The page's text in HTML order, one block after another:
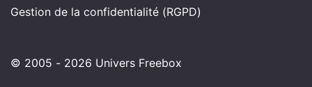
Gestion de la confidentialité (RGPD)
© 2005 - 2026 Univers Freebox